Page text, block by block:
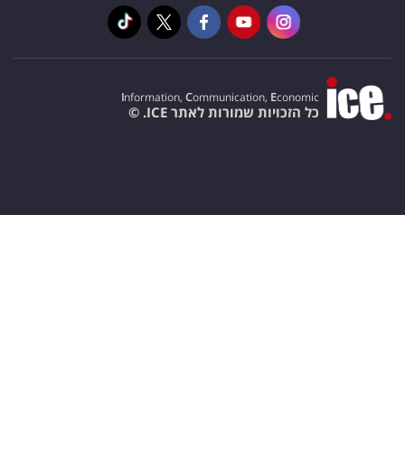
Information, Communication, Economic
כל הזכויות שמורות לאתר ICE. ©